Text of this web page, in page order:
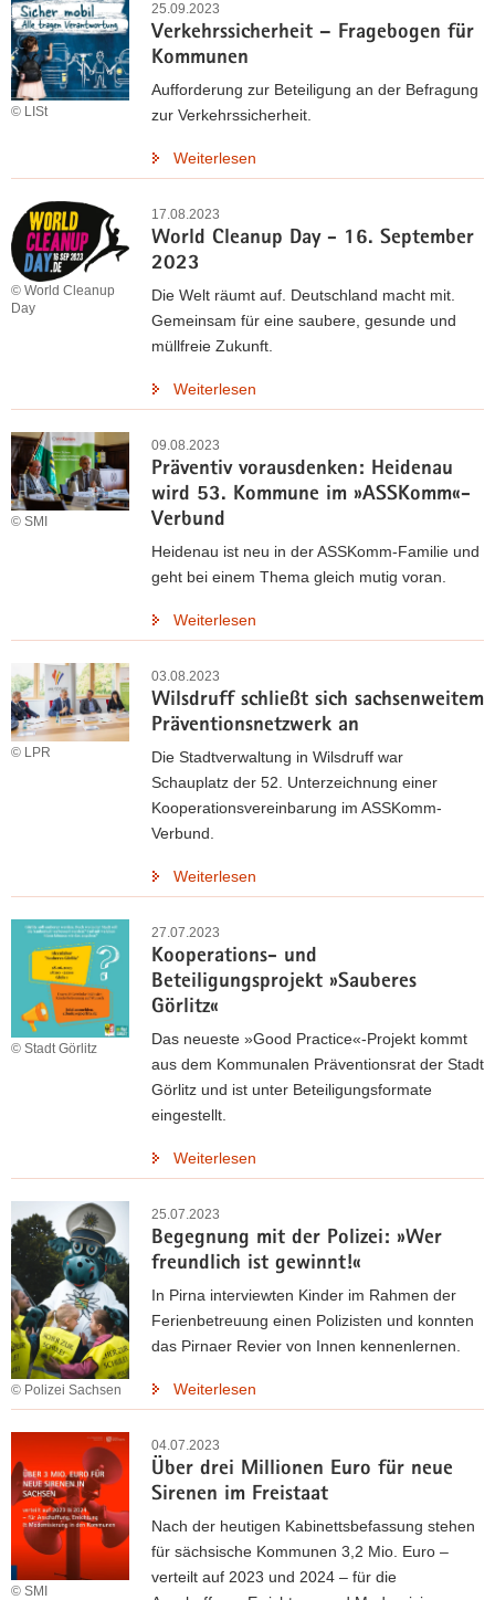
25.09.2023
Verkehrssicherheit – Fragebogen für
Kommunen
© LISt
Aufforderung zur Beteiligung an der Befragung
zur Verkehrssicherheit.
Weiterlesen
17.08.2023
World Cleanup Day - 16. September
2023
© World Cleanup
Day
Die Welt räumt auf. Deutschland macht mit.
Gemeinsam für eine saubere, gesunde und
müllfreie Zukunft.
Weiterlesen
09.08.2023
Präventiv vorausdenken: Heidenau
wird 53. Kommune im »ASSKomm«-
Verbund
© SMI
Heidenau ist neu in der ASSKomm-Familie und
geht bei einem Thema gleich mutig voran.
Weiterlesen
03.08.2023
Wilsdruff schließt sich sachsenweitem
Präventionsnetzwerk an
© LPR
Die Stadtverwaltung in Wilsdruff war
Schauplatz der 52. Unterzeichnung einer
Kooperationsvereinbarung im ASSKomm-
Verbund.
Weiterlesen
27.07.2023
Kooperations- und
Beteiligungsprojekt »Sauberes
Görlitz«
© Stadt Görlitz
Das neueste »Good Practice«-Projekt kommt
aus dem Kommunalen Präventionsrat der Stadt
Görlitz und ist unter Beteiligungsformate
eingestellt.
Weiterlesen
25.07.2023
Begegnung mit der Polizei: »Wer
freundlich ist gewinnt!«
© Polizei Sachsen
In Pirna interviewten Kinder im Rahmen der
Ferienbetreuung einen Polizisten und konnten
das Pirnaer Revier von Innen kennenlernen.
Weiterlesen
04.07.2023
Über drei Millionen Euro für neue
Sirenen im Freistaat
© SMI
Nach der heutigen Kabinettsbefassung stehen
für sächsische Kommunen 3,2 Mio. Euro –
verteilt auf 2023 und 2024 – für die